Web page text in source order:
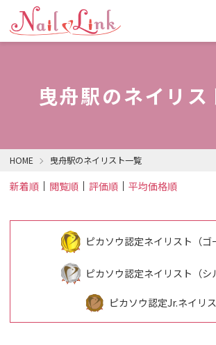
曳舟駅のネイリス
HOME 曳舟駅のネイリスト一覧
新着順 閲覧順 評価順 平均価格順
ピカソウ認定ネイリスト（ゴ
ピカソウ認定ネイリスト（シ
ピカソウ認定Jr.ネイリ